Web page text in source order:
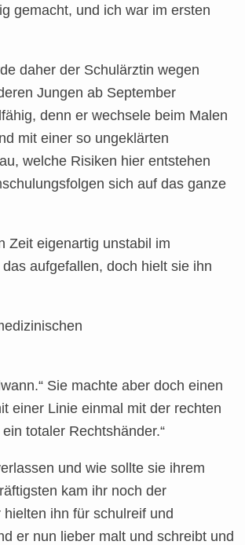
gemacht, und ich war im ersten
daher der Schulärztin wegen
Jungen ab September
denn er wechsele beim Malen
mit einer so ungeklärten
welche Risiken hier entstehen
sich auf das ganze
Zeit eigenartig unstabil im
aufgefallen, doch hielt sie ihn
Sie machte aber doch einen
einer Linie einmal mit der rechten
totaler Rechtshänder.“
und wie sollte sie ihrem
kam ihr noch der
ihn für schulreif und
er nun lieber malt und schreibt und